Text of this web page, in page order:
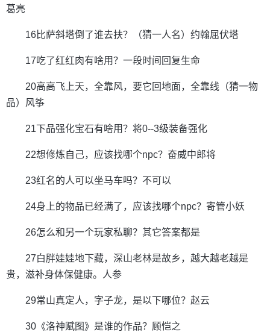
葛亮
16比萨斜塔倒了谁去扶？（猜一人名）约翰屈伏塔
17吃了红红肉有啥用？一段时间回复生命
20高高飞上天，全靠风，要它回地面，全靠线（猜一物
品）风筝
21下品强化宝石有啥用？将0--3级装备强化
22想修炼自己，应该找哪个npc？奋威中郎将
23红名的人可以坐马车吗？不可以
24身上的物品已经满了，应该找哪个npc？寄管小妖
26怎么和另一个玩家私聊？其它答案都是
27白胖娃娃地下藏，深山老林是故乡，越大越老越是
贵，滋补身体保健康。人参
29常山真定人，字子龙，是以下哪位？赵云
30《洛神赋图》是谁的作品？顾恺之